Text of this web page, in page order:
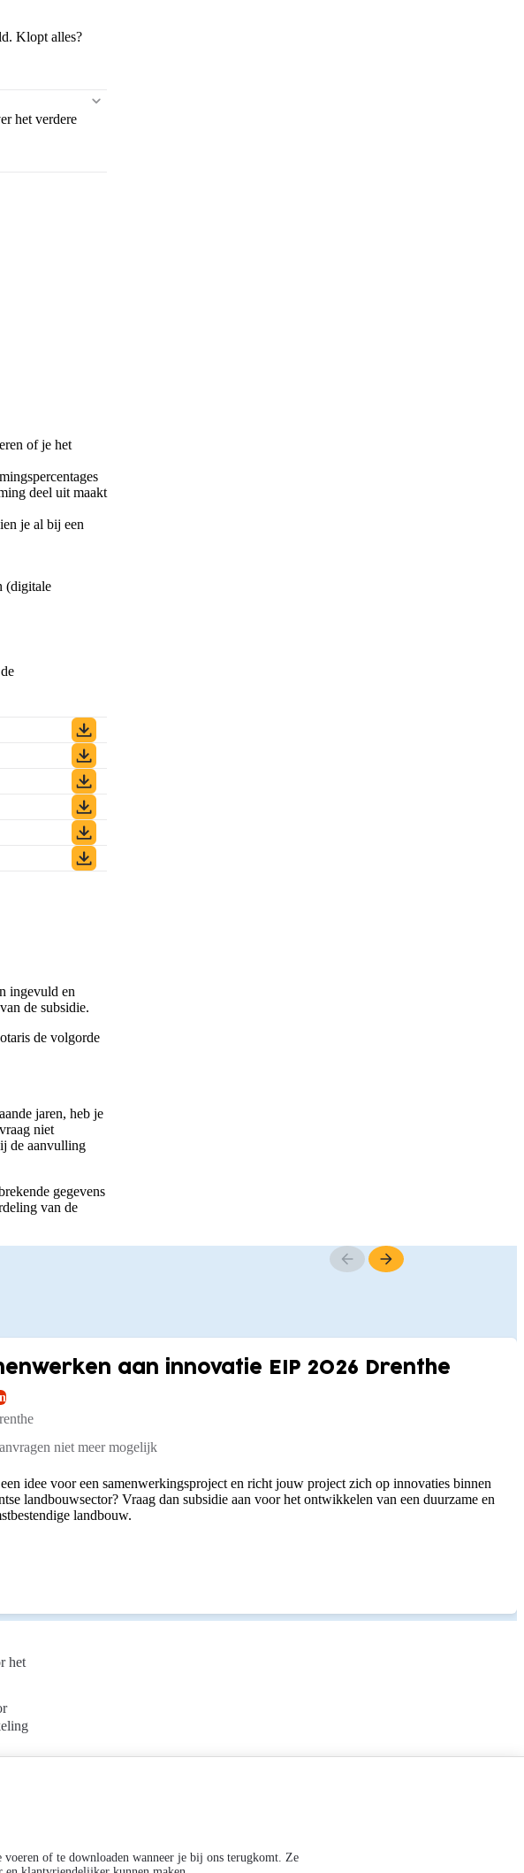
of te downloaden wanneer je bij ons terugkomt. Ze
Klopt alles?
het verdere
of je het
deel uit maakt
je al bij een
(digitale
ingevuld en
de subsidie.
de volgorde
jaren, heb je
niet
de aanvulling
gegevens
van de
aan innovatie EIP 2026 Drenthe
niet meer mogelijk
idee voor een samenwerkingsproject en richt jouw project zich op innovaties binnen
landbouwsector? Vraag dan subsidie aan voor het ontwikkelen van een duurzame en
landbouw.
het